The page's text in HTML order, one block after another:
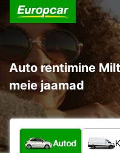
Auto rentimine
meie jaamad
Mis tüüpi sõiduk?
Autod